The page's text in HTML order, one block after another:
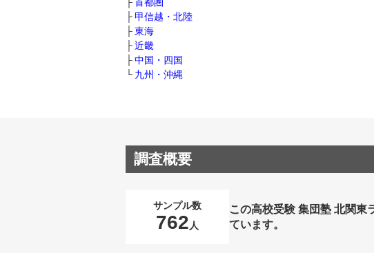
甲信越・北陸
東海
近畿
中国・四国
九州・沖縄
調査概要
サンプル数
762 人
この高校受験 集団塾 北関東
ています。